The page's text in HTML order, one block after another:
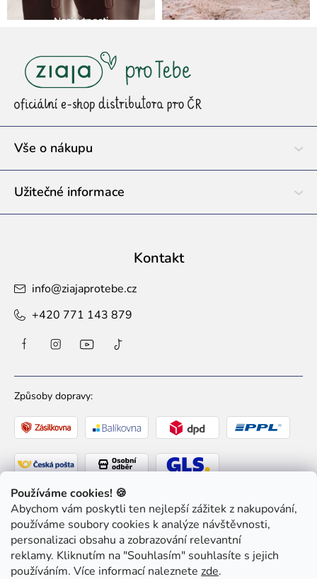
Používáme cookies! 🍪
Abychom vám poskytli ten nejlepší zážitek z nakupování,
používáme soubory cookies k analýze návštěvnosti,
personalizaci obsahu a zobrazování relevantní
reklamy. Kliknutím na "Souhlasím" souhlasíte s jejich
používáním. Více informací naleznete zde.
t
Vše o nákupu
Užitečné informace
Kontakt
info@ziajaprotebe.cz
+420 771 143 879
Způsoby dopravy:
Způsoby platby: